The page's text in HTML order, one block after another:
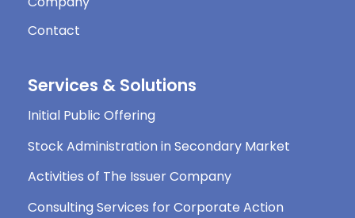
Contact
Services & Solutions
Initial Public Offering
Stock Administration in Secondary Market
Activities of The Issuer Company
Consulting Services for Corporate Action